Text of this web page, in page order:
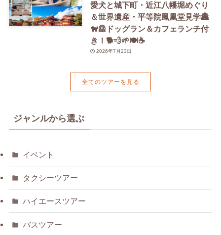
愛犬と城下町・近江八幡堀めぐり
＆世界遺産・平等院鳳凰堂見学🏯
🐕‍🦺ドッグラン＆カフェランチ付
き！🐕💨🌱🍽️☕️
2026年7月23日
全てのツアーを見る
ジャンルから選ぶ
イベント
タクシーツアー
ハイエースツアー
バスツアー